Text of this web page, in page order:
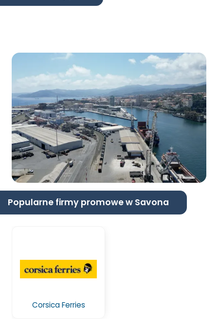
Popularne firmy promowe w Savona
Corsica Ferries